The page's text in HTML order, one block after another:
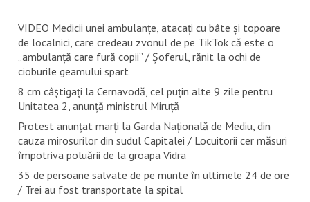
VIDEO Medicii unei ambulanțe, atacați cu bâte și topoare
de localnici, care credeau zvonul de pe TikTok că este o
„ambulanță care fură copii” / Șoferul, rănit la ochi de
cioburile geamului spart
8 cm câștigați la Cernavodă, cel puțin alte 9 zile pentru
Unitatea 2, anunță ministrul Miruță
Protest anunțat marți la Garda Națională de Mediu, din
cauza mirosurilor din sudul Capitalei / Locuitorii cer măsuri
împotriva poluării de la groapa Vidra
35 de persoane salvate de pe munte în ultimele 24 de ore
/ Trei au fost transportate la spital